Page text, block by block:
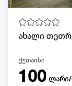
ქუთაისი
100